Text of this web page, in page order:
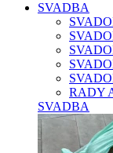
SVADBA
RADY
SVADBA